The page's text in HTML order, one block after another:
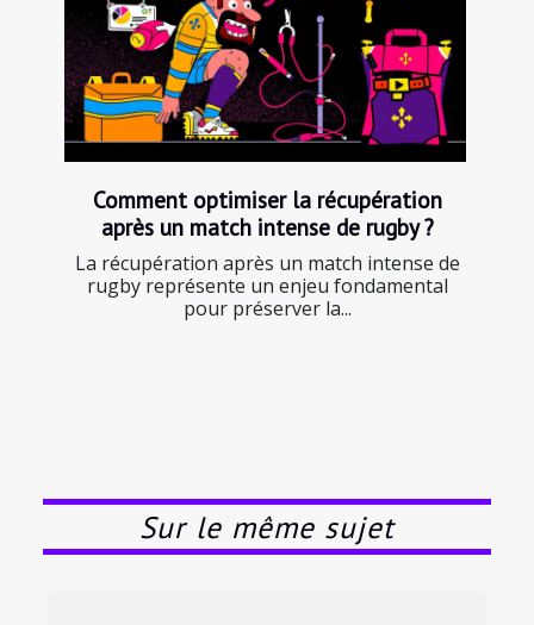
Comment optimiser la récupération
après un match intense de rugby ?
La récupération après un match intense de
rugby représente un enjeu fondamental
pour préserver la...
Sur le même sujet